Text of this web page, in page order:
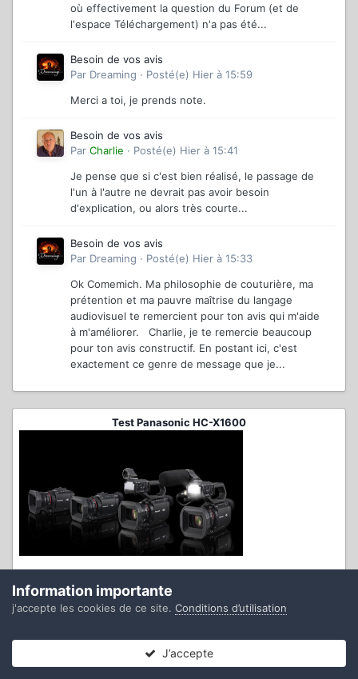
où effectivement la question du Forum (et de
l'espace Téléchargement) n'a pas été...
Besoin de vos avis
Par Dreaming · Posté(e) Hier à 15:59
Merci a toi, je prends note.
Besoin de vos avis
Par Charlie · Posté(e) Hier à 15:41
Je pense que si c'est bien réalisé, le passage de
l'un à l'autre ne devrait pas avoir besoin
d'explication, ou alors très courte...
Besoin de vos avis
Par Dreaming · Posté(e) Hier à 15:33
Ok Comemich. Ma philosophie de couturière, ma
prétention et ma pauvre maîtrise du langage
audiovisuel te remercient pour ton avis qui m'aide
à m'améliorer. Charlie, je te remercie beaucoup
pour ton avis constructif. En postant ici, c'est
exactement ce genre de message que je...
Test Panasonic HC-X1600
Test DJI Osmo 360
Information importante
j'accepte les cookies de ce site. Conditions d’utilisation
J’accepte